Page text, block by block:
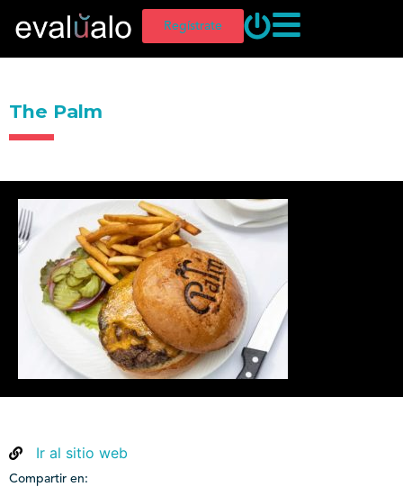
Regístrate
The Palm
Ir al sitio web
Compartir en: